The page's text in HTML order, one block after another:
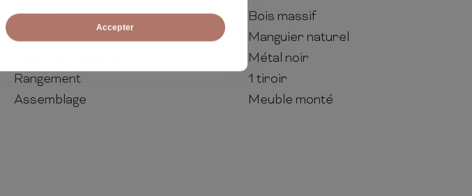
Accepter
Matière
Bois massif
Finition
Manguier naturel
Métal noir
Rangement
1 tiroir
Assemblage
Meuble monté